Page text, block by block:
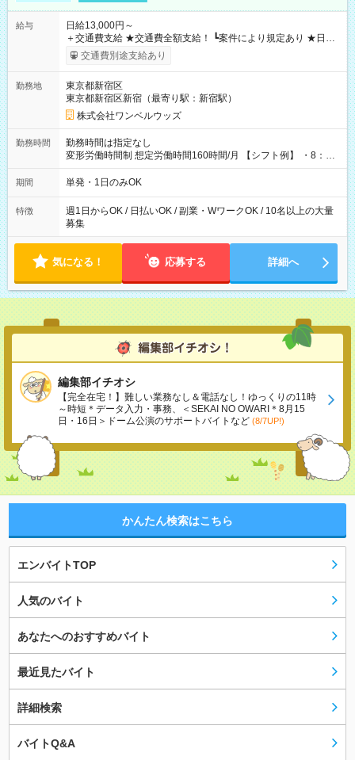
給与
日給13,000円～
＋交通費支給 ★交通費全額支給！ ┗案件により規定あり ★日払
いOK！（規定あり） ┗働いたその日に現金GET♪ お仕事後はコ
ンビニATMから 日払い分を引き落とせます！ 【試用期間】試
交通費別途支給あり
勤務地
東京都新宿区
東京都新宿区新宿（最寄り駅：新宿駅）
株式会社ワンベルウッズ
勤務時間
勤務時間は指定なし
変形労働時間制 想定労働時間160時間/月 【シフト例】 ・8：00
～21：00
期間 単発・1日のみOK
特徴
週1日からOK / 日払いOK / 副業・WワークOK / 10名以上の大量
募集
気になる！ 応募する 詳細へ
編集部イチオシ
【完全在宅！】難しい業務なし＆電話なし！ゆっくりの11時
～時短＊データ入力・事務、＜SEKAI NO OWARI＊8月15
日・16日＞ドーム公演のサポートバイトなど (8/7UP!)
かんたん検索はこちら
エンバイトTOP
人気のバイト
あなたへのおすすめバイト
最近見たバイト
詳細検索
バイトQ&A